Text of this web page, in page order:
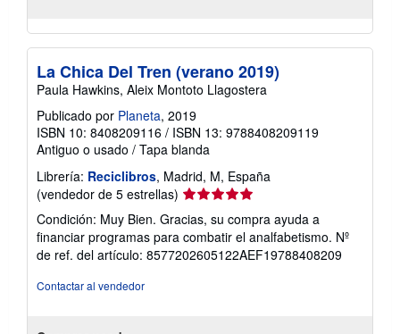
La Chica Del Tren (verano 2019)
Paula Hawkins, Aleix Montoto Llagostera
Publicado por Planeta, 2019
ISBN 10: 8408209116 / ISBN 13: 9788408209119
Antiguo o usado / Tapa blanda
Librería: Reciclibros, Madrid, M, España
(vendedor de 5 estrellas) Calificación
vendedor:
5
de
Condición: Muy Bien. Gracias, su compra ayuda a
financiar programas para combatir el analfabetismo. Nº
de ref. del artículo: 8577202605122AEF19788408209
Contactar al vendedor